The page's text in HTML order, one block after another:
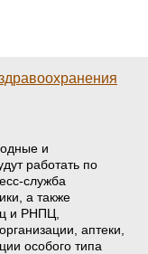
и
работать по
служба
а также
и РНПЦ,
аптеки,
особого типа